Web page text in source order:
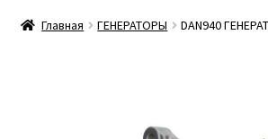
Мой аккаунт
Политика конфиденциальности
Главная ГЕНЕРАТОРЫ DAN940